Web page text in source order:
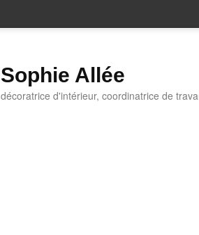
Sophie Allée
décoratrice d'intérieur, coordinatrice de